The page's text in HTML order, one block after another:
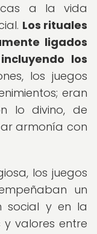
a la vida
Los rituales
ligados
los
los juegos
eran
lo divino, de
armonía con
los juegos
un
social y en la
y valores entre